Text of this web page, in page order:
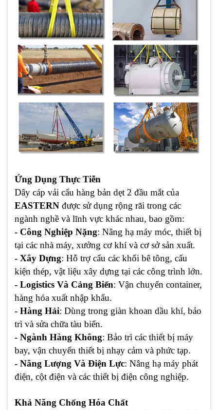
Ứng Dụng Thực Tiễn
Dây cáp vải cẩu hàng bản dẹt 2 đầu mắt của
EASTERN được sử dụng rộng rãi trong các
ngành nghề và lĩnh vực khác nhau, bao gồm:
- Công Nghiệp Nặng: Nâng hạ máy móc, thiết bị
tại các nhà máy, xưởng cơ khí và cơ sở sản xuất.
- Xây Dựng: Hỗ trợ cẩu các khối bê tông, cấu
kiện thép, vật liệu xây dựng tại các công trình lớn.
- Logistics Và Cảng Biển: Vận chuyển container,
hàng hóa xuất nhập khẩu.
- Hàng Hải: Dùng trong giàn khoan dầu khí, bảo
trì và sửa chữa tàu biển.
- Ngành Hàng Không: Bảo trì các thiết bị máy
bay, vận chuyển thiết bị nhạy cảm và phức tạp.
- Năng Lượng Và Điện Lực: Nâng hạ máy phát
điện, cột điện và các thiết bị điện công nghiệp.
Khả Năng Chống Hóa Chất